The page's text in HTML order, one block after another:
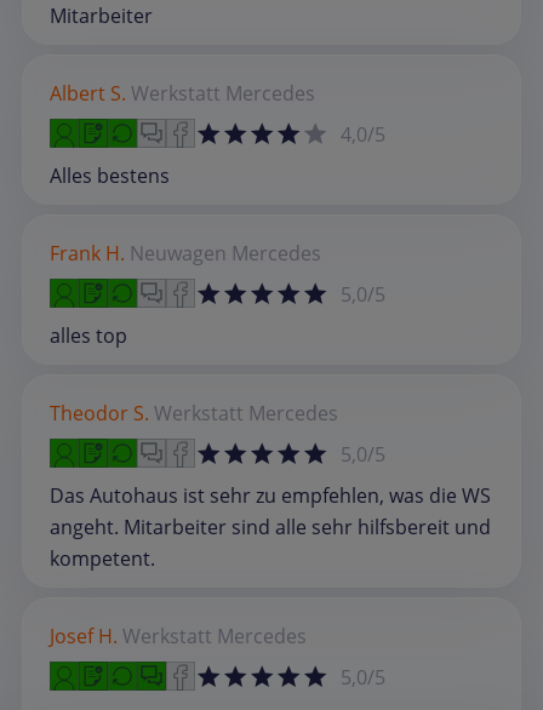
Mitarbeiter
Albert S. Werkstatt Mercedes
4,0/5
Alles bestens
Frank H. Neuwagen Mercedes
5,0/5
alles top
Theodor S. Werkstatt Mercedes
5,0/5
Das Autohaus ist sehr zu empfehlen, was die WS
angeht. Mitarbeiter sind alle sehr hilfsbereit und
kompetent.
Josef H. Werkstatt Mercedes
5,0/5